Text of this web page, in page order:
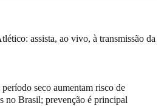
assista, ao vivo, à transmissão da
seco aumentam risco de
no Brasil; prevenção é principal